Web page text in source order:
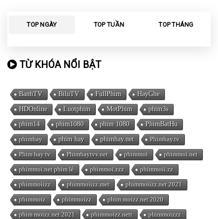
TOP NGÀY TOP TUẦN TOP THÁNG
TỪ KHÓA NỔI BẬT
BanhTV BiluTV FullPhim HayGhe
HDOnline Luotphim MotPhim phim3s
phim14 phim1080 phim 1080 PhimBatHu
phimhay phim hay phimhay.net Phimhay.tv
Phim hay tv Phimhaytvv.net phimmoi phimmoi.net
phimmoi.net phim lẻ phimmoi.zzz phimmoii.zz
phimmoiizz phimmoiizz.met phimmoiizz.net 2021
phimmoiz phimmoizz phim moizz.net 2020
phim moizz.net 2021 phimmoizz.nett phimmoizzz